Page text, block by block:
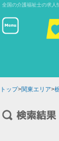
全国の介護福祉士の求人
トップ>関東エリア>